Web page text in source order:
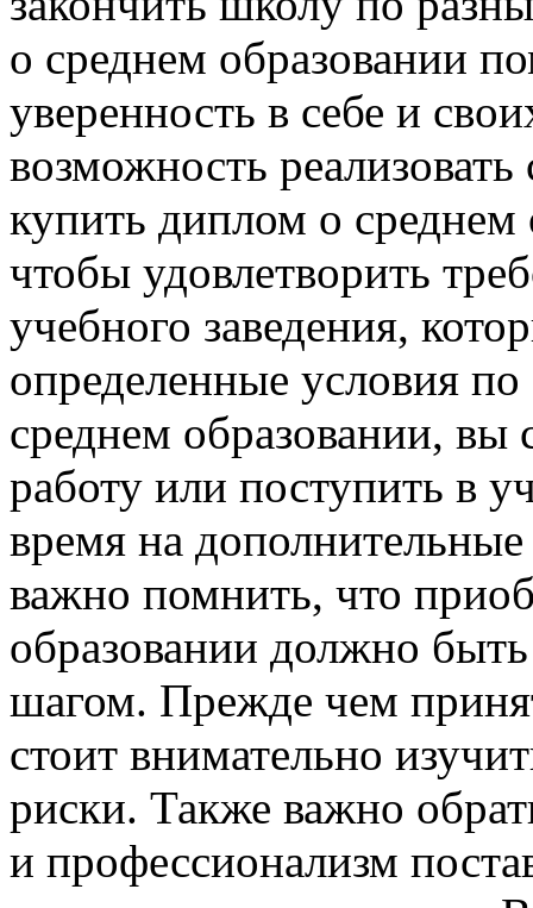
о среднем образовании
уверенность в себе и
возможность
купить диплом о
чтобы удовлетворить
учебного заведения,
определенные условия
среднем образовании, вы
работу или поступить в
время на
важно помнить, что
образовании должно
шагом. Прежде чем
стоит внимательно
риски. Также важно
и профессионализм